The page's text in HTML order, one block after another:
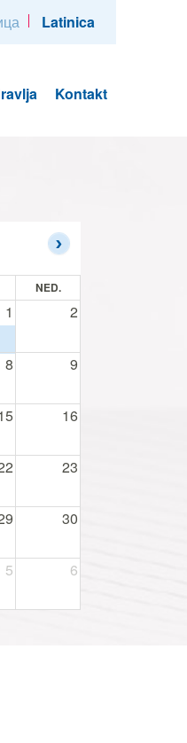
Latinica
Kontakt
NED.
1 2
8 9
16
23
30
5 6